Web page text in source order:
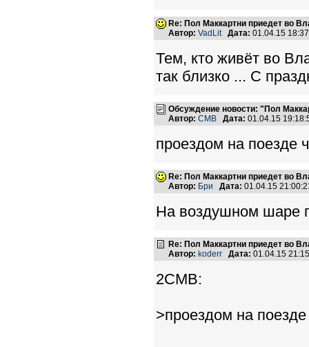
Re: Пол Маккартни приедет во
Автор: VadLit Дата: 01.04.15
Тем, кто живёт во
так близко ... С
Обсуждение новости: "Пол
Автор: CMB Дата: 01.04.15
проездом на поезде
Re: Пол Маккартни приедет во
Автор: Бри Дата: 01.04.15
На воздушном шаре
Re: Пол Маккартни приедет во
Автор: koderr Дата: 01.04.15
2CMB:
>проездом на